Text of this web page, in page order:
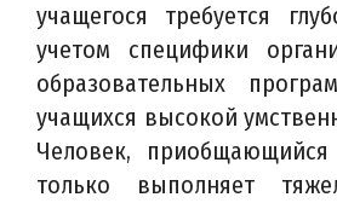
учащегося требуется
учетом специфики
образовательных
учащихся высокой
Человек,
только выполняет